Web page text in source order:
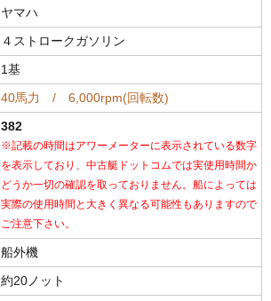
ヤマハ
４ストロークガソリン
1基
40馬力 / 6,000rpm(回転数)
382
※記載の時間はアワーメーターに表示されている数字
を表示しており、中古艇ドットコムでは実使用時間か
どうか一切の確認を取っておりません。船によっては
実際の使用時間と大きく異なる可能性もありますので
ご注意下さい。
船外機
約20ノット